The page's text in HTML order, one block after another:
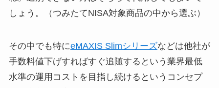
しょう。（つみたてNISA対象商品の中から選ぶ）
その中でも特にeMAXIS Slimシリーズなどは他社が
手数料値下げすればすぐ追随するという業界最低
水準の運用コストを目指し続けるというコンセプ